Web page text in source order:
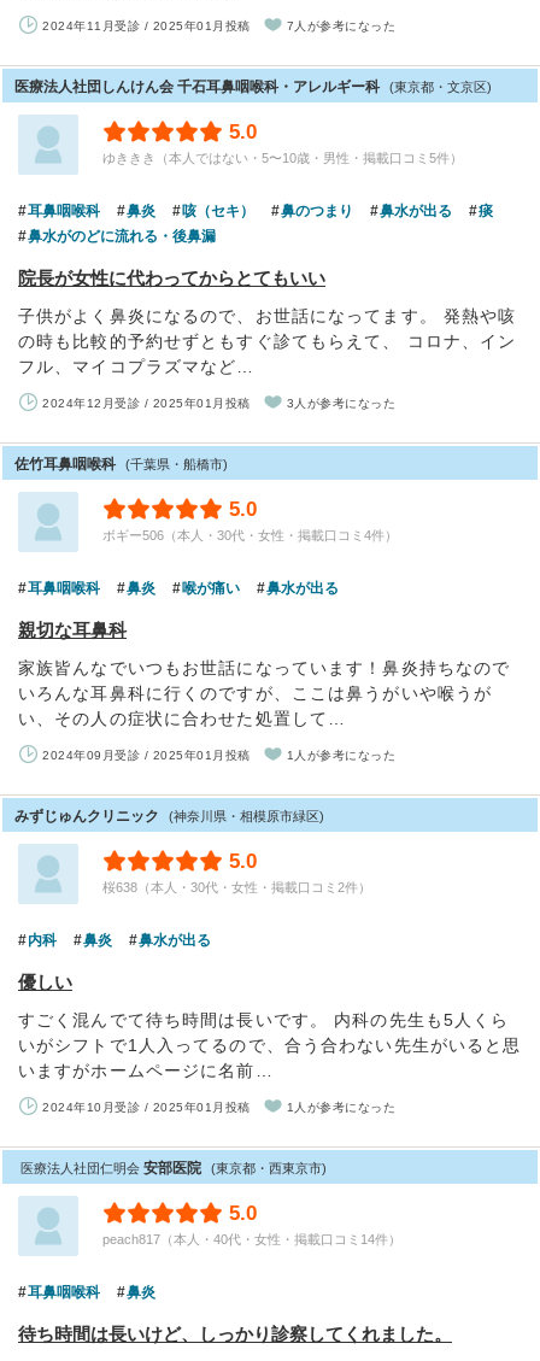
2024年11月受診 / 2025年01月投稿 7人が参考になった
医療法人社団しんけん会 千石耳鼻咽喉科・アレルギー科 (東京都・文京区)
5.0
ゆききき（本人ではない・5〜10歳・男性・掲載口コミ5件）
耳鼻咽喉科 鼻炎 咳（セキ） 鼻のつまり 鼻水が出る
痰
鼻水がのどに流れる・後鼻漏
院長が女性に代わってからとてもいい
子供がよく鼻炎になるので、お世話になってます。 発熱や咳
の時も比較的予約せずともすぐ診てもらえて、 コロナ、イン
フル、マイコプラズマなど…
2024年12月受診 / 2025年01月投稿 3人が参考になった
佐竹耳鼻咽喉科 (千葉県・船橋市)
5.0
ボギー506（本人・30代・女性・掲載口コミ4件）
耳鼻咽喉科 鼻炎 喉が痛い 鼻水が出る
親切な耳鼻科
家族皆んなでいつもお世話になっています！鼻炎持ちなので
いろんな耳鼻科に行くのですが、ここは鼻うがいや喉うが
い、その人の症状に合わせた処置して…
2024年09月受診 / 2025年01月投稿 1人が参考になった
みずじゅんクリニック (神奈川県・相模原市緑区)
5.0
桜638（本人・30代・女性・掲載口コミ2件）
内科 鼻炎 鼻水が出る
優しい
すごく混んでて待ち時間は長いです。 内科の先生も5人くら
いがシフトで1人入ってるので、合う合わない先生がいると思
いますがホームページに名前…
2024年10月受診 / 2025年01月投稿 1人が参考になった
医療法人社団仁明会 安部医院 (東京都・西東京市)
5.0
peach817（本人・40代・女性・掲載口コミ14件）
耳鼻咽喉科 鼻炎
待ち時間は長いけど、しっかり診察してくれました。